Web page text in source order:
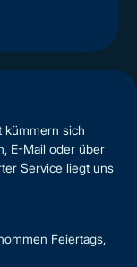
kümmern sich
E-Mail oder über
Service liegt uns
Feiertags,